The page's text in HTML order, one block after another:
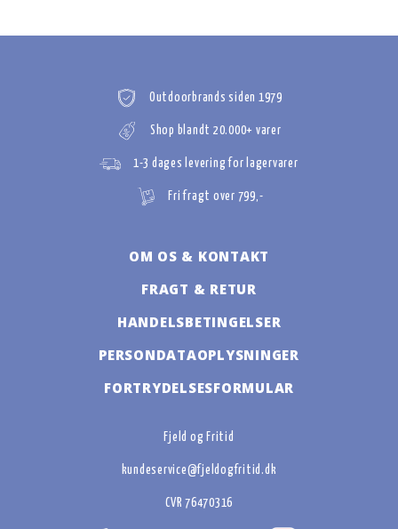
Outdoorbrands siden 1979
Shop blandt 20.000+ varer
1-3 dages levering for lagervarer
Fri fragt over 799,-
OM OS & KONTAKT
FRAGT & RETUR
HANDELSBETINGELSER
PERSONDATAOPLYSNINGER
FORTRYDELSESFORMULAR
Fjeld og Fritid
kundeservice@fjeldogfritid.dk
CVR 76470316